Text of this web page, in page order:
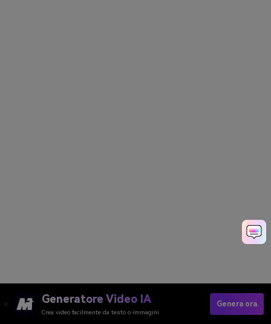
Generatore Video IA
Crea video facilmente da testo o immagini
Genera ora